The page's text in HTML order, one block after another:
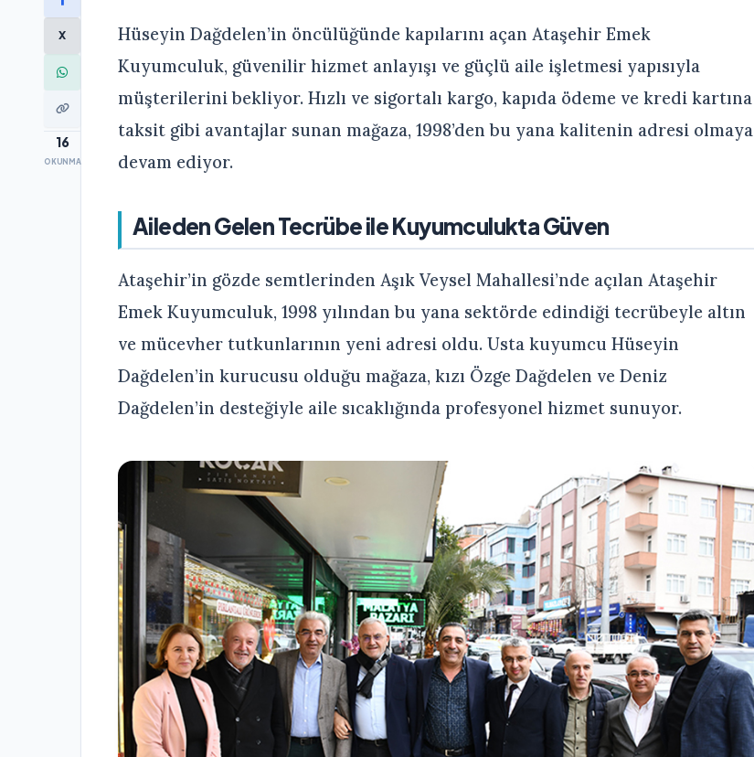
X
16
OKUNMA
Hüseyin Dağdelen’in öncülüğünde kapılarını açan Ataşehir Emek
Kuyumculuk, güvenilir hizmet anlayışı ve güçlü aile işletmesi yapısıyla
müşterilerini bekliyor. Hızlı ve sigortalı kargo, kapıda ödeme ve kredi kartına
taksit gibi avantajlar sunan mağaza, 1998’den bu yana kalitenin adresi olmaya
devam ediyor.
Aileden Gelen Tecrübe ile Kuyumculukta Güven
Ataşehir’in gözde semtlerinden Aşık Veysel Mahallesi’nde açılan Ataşehir
Emek Kuyumculuk, 1998 yılından bu yana sektörde edindiği tecrübeyle altın
ve mücevher tutkunlarının yeni adresi oldu. Usta kuyumcu Hüseyin
Dağdelen’in kurucusu olduğu mağaza, kızı Özge Dağdelen ve Deniz
Dağdelen’in desteğiyle aile sıcaklığında profesyonel hizmet sunuyor.